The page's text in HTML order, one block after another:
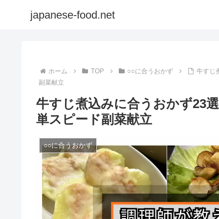
japanese-food.net
ホーム TOP ○○に合うおかず
牛すじ
副菜献立
牛すじ煮込みに合うおかず23
単スピード副菜献立
○○に合うおかず